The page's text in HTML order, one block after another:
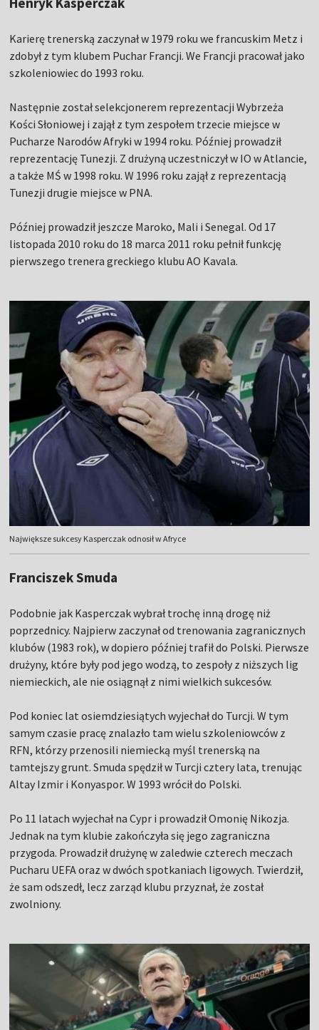
Karierę trenerską zaczynał w 1979 roku we francuskim Metz i
zdobył z tym klubem Puchar Francji. We Francji pracował jako
szkoleniowiec do 1993 roku.
Następnie został selekcjonerem reprezentacji Wybrzeża
Kości Słoniowej i zajął z tym zespołem trzecie miejsce w
Pucharze Narodów Afryki w 1994 roku. Później prowadził
reprezentację Tunezji. Z drużyną uczestniczył w IO w Atlancie,
a także MŚ w 1998 roku. W 1996 roku zajął z reprezentacją
Tunezji drugie miejsce w PNA.
Później prowadził jeszcze Maroko, Mali i Senegal. Od 17
listopada 2010 roku do 18 marca 2011 roku pełnił funkcję
pierwszego trenera greckiego klubu AO Kavala.
Największe sukcesy Kasperczak odnosił w Afryce
Franciszek Smuda
Podobnie jak Kasperczak wybrał trochę inną drogę niż
poprzednicy. Najpierw zaczynał od trenowania zagranicznych
klubów (1983 rok), w dopiero później trafił do Polski. Pierwsze
drużyny, które były pod jego wodzą, to zespoły z niższych lig
niemieckich, ale nie osiągnął z nimi wielkich sukcesów.
Pod koniec lat osiemdziesiątych wyjechał do Turcji. W tym
samym czasie pracę znalazło tam wielu szkoleniowców z
RFN, którzy przenosili niemiecką myśl trenerską na
tamtejszy grunt. Smuda spędził w Turcji cztery lata, trenując
Altay Izmir i Konyaspor. W 1993 wrócił do Polski.
Po 11 latach wyjechał na Cypr i prowadził Omonię Nikozja.
Jednak na tym klubie zakończyła się jego zagraniczna
przygoda. Prowadził drużynę w zaledwie czterech meczach
Pucharu UEFA oraz w dwóch spotkaniach ligowych. Twierdził,
że sam odszedł, lecz zarząd klubu przyznał, że został
zwolniony.